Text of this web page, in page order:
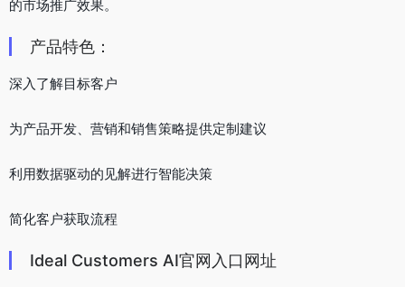
的市场推广效果。
产品特色：
深入了解目标客户
为产品开发、营销和销售策略提供定制建议
利用数据驱动的见解进行智能决策
简化客户获取流程
Ideal Customers AI官网入口网址